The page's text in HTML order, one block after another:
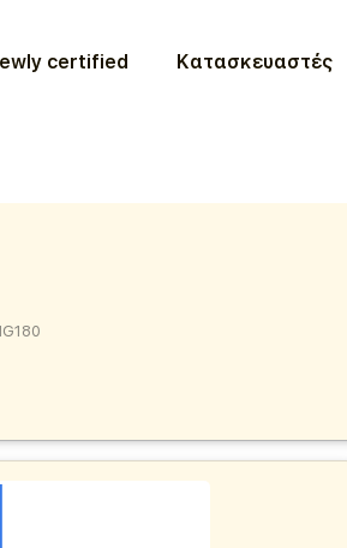
certified Κατασκευαστές